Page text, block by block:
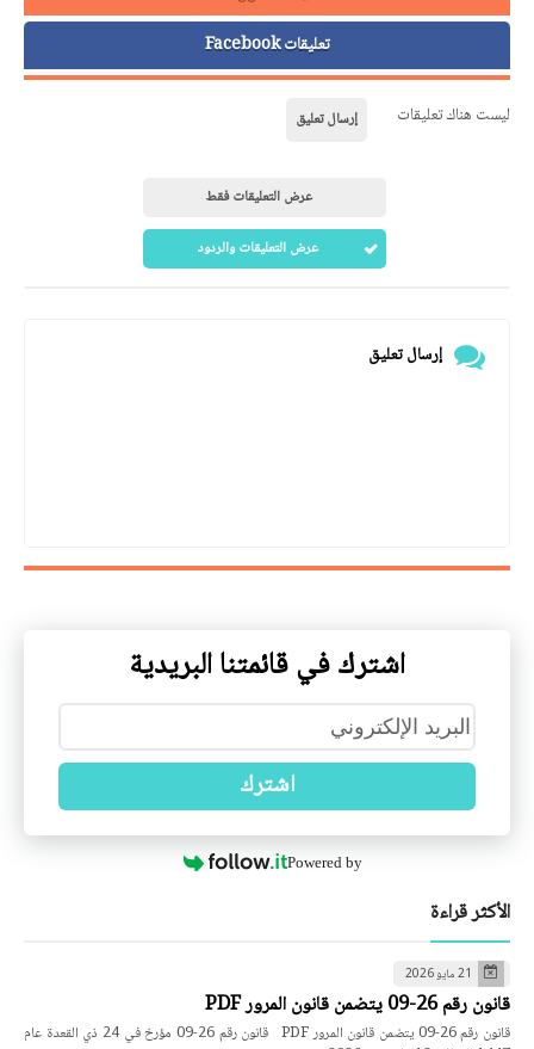
تعليقات Facebook
ليست هناك تعليقات إرسال تعليق
عرض التعليقات فقط
عرض التعليقات والردود
إرسال تعليق
اشترك في قائمتنا البريدية
اشترك
Powered by
الأكثر قراءة
21 مايو 2026
قانون رقم 26-09 يتضمن قانون المرور PDF
قانون رقم 26-09 يتضمن قانون المرور PDF قانون رقم 26-09 مؤرخ في 24 ذي القعدة عام